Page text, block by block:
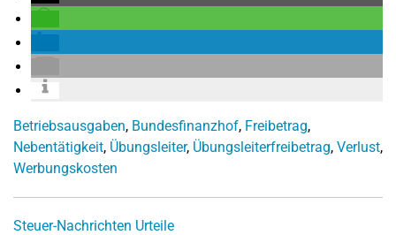
Betriebsausgaben, Bundesfinanzhof, Freibetrag,
Nebentätigkeit, Übungsleiter, Übungsleiterfreibetrag, Verlust,
Werbungskosten
Steuer-Nachrichten Urteile